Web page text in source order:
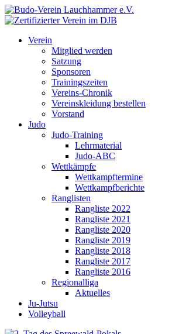
Verein
Mitglied werden
Satzung
Sponsoren
Trainingszeiten
Vereins-Chronik
Vereinskleidung bestellen
Vorstand
Judo
Judo-Training
Lehrmaterial
Judo-ABC
Wettkämpfe
Wettkampftermine
Wettkampfberichte
Ranglisten
Rangliste 2022
Rangliste 2021
Rangliste 2020
Rangliste 2019
Rangliste 2018
Rangliste 2017
Rangliste 2016
Regionalliga
Aktuelles
Ju-Jutsu
Volleyball